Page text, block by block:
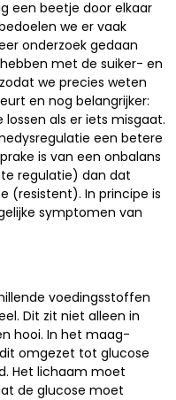
een beetje door elkaar
we er vaak
onderzoek gedaan
met de suiker- en
we precies weten
en nog belangrijker:
als er iets misgaat.
een betere
is van een onbalans
regulatie) dan dat
(resistent). In principe is
symptomen van
voedingsstoffen
Dit zit niet alleen in
hooi. In het maag-
omgezet tot glucose
Het lichaam moet
de glucose moet